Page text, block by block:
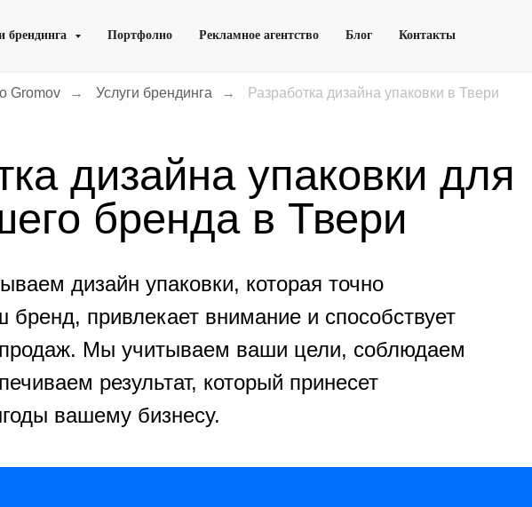
брендинга Портфолио Рекламное агентство Блог Контакты
Gromov → Услуги брендинга → Разработка дизайна упаковки в Твери
дизайна упаковки для
бренда в Твери
дизайн упаковки, которая точно
бренд, привлекает внимание и способствует
Мы учитываем ваши цели, соблюдаем
результат, который принесет
вашему бизнесу.